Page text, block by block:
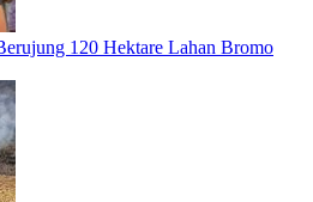
120 Hektare Lahan Bromo